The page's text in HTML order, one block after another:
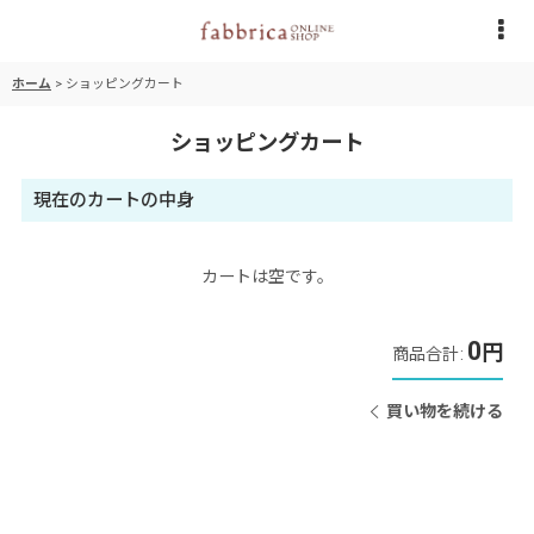
ホーム > ショッピングカート
ショッピングカート
現在のカートの中身
カートは空です。
商品合計: 0 円
買い物を続ける